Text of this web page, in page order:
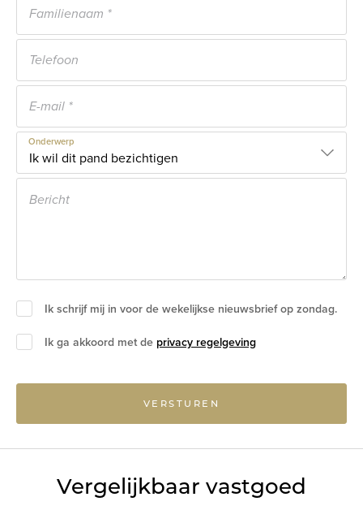
Onderwerp
Ik schrijf mij in voor de wekelijkse nieuwsbrief op zondag.
Ik ga akkoord met de privacy regelgeving
VERSTUREN
Vergelijkbaar vastgoed